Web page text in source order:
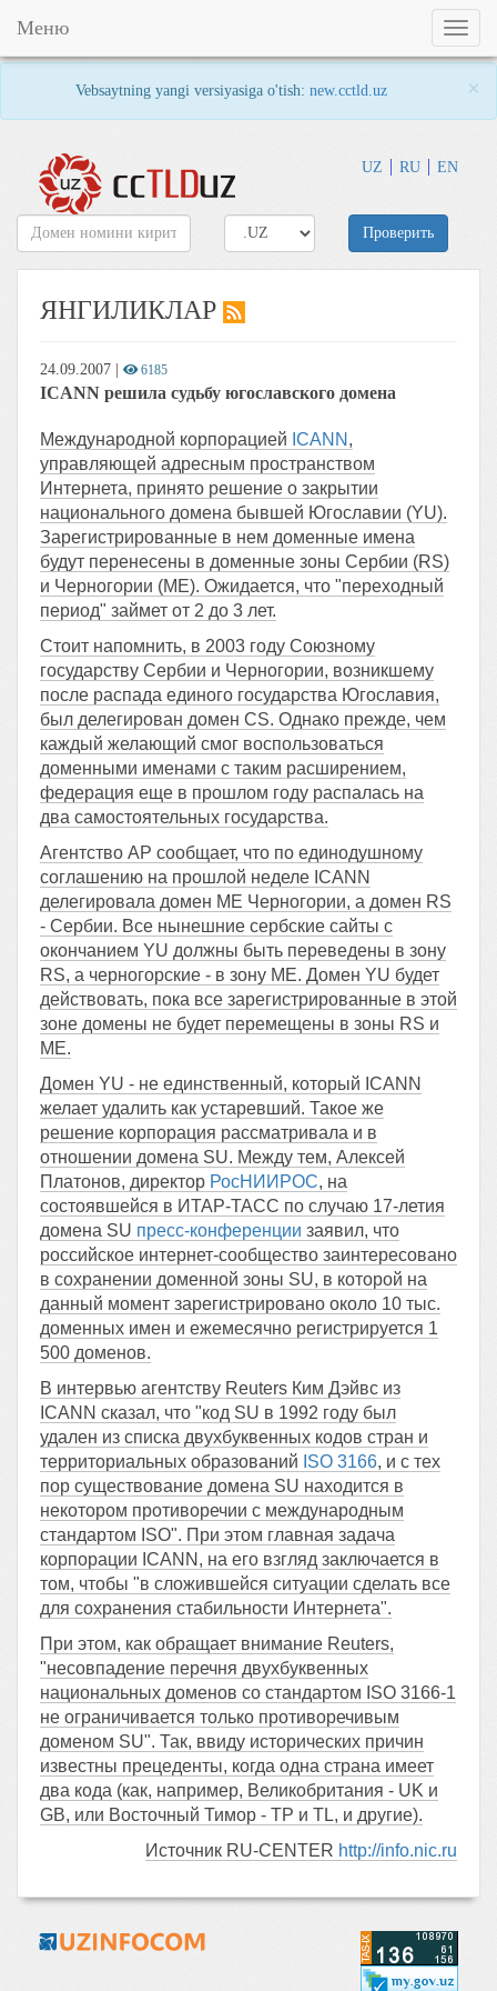
Vebsaytning yangi versiyasiga o'tish: new.cctld.uz ×
UZ RU EN
Toggle
Меню
Проверить
ЯНГИЛИКЛАР
24.09.2007 6185
ICANN решила судьбу югославского домена
Международной корпорацией ICANN ,
управляющей адресным пространством
Интернета, принято решение о закрытии
национального домена бывшей Югославии (YU).
Зарегистрированные в нем доменные имена
будут перенесены в доменные зоны Сербии (RS)
и Черногории (ME). Ожидается, что "переходный
период" займет от 2 до 3 лет.
Стоит напомнить, в 2003 году Союзному
государству Сербии и Черногории, возникшему
после распада единого государства Югославия,
был делегирован домен CS. Однако прежде, чем
каждый желающий смог воспользоваться
доменными именами с таким расширением,
федерация еще в прошлом году распалась на
два самостоятельных государства.
Агентство АP сообщает, что по единодушному
соглашению на прошлой неделе ICANN
делегировала домен ME Черногории, а домен RS
- Сербии. Все нынешние сербские сайты с
окончанием YU должны быть переведены в зону
RS, а черногорские - в зону ME. Домен YU будет
действовать, пока все зарегистрированные в этой
зоне домены не будет перемещены в зоны RS и
ME.
Домен YU - не единственный, который ICANN
желает удалить как устаревший. Такое же
решение корпорация рассматривала и в
отношении домена SU. Между тем, Алексей
Платонов, директор РосНИИРОС, на
состоявшейся в ИТАР-ТАСС по случаю 17-летия
домена SU пресс-конференции заявил, что
российское интернет-сообщество заинтересовано
в сохранении доменной зоны SU, в которой на
данный момент зарегистрировано около 10 тыс.
доменных имен и ежемесячно регистрируется 1
500 доменов.
В интервью агентству Reuters Ким Дэйвс из
ICANN сказал, что "код SU в 1992 году был
удален из списка двухбуквенных кодов стран и
территориальных образований ISO 3166, и с тех
пор существование домена SU находится в
некотором противоречии с международным
стандартом ISO". При этом главная задача
корпорации ICANN, на его взгляд заключается в
том, чтобы "в сложившейся ситуации сделать все
для сохранения стабильности Интернета".
При этом, как обращает внимание Reuters,
"несовпадение перечня двухбуквенных
национальных доменов со стандартом ISO 3166-1
не ограничивается только противоречивым
доменом SU". Так, ввиду исторических причин
известны прецеденты, когда одна страна имеет
два кода (как, например, Великобритания - UK и
GB, или Восточный Тимор - TP и TL, и другие).
Источник RU-CENTER http://info.nic.ru